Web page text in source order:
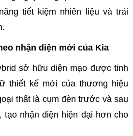
tiết kiệm nhiên liệu và trải
nhận diện mới của Kia
sở hữu diện mạo được tinh
thiết kế mới của thương hiệu
thất là cụm đèn trước và sau
tạo nhận diện hiện đại hơn cho